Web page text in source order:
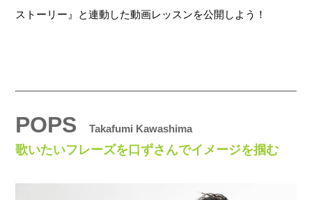
ストーリー』と連動した動画レッスンを公開しよう！
POPSTakafumi Kawashima
歌いたいフレーズを口ずさんでイメージを掴む